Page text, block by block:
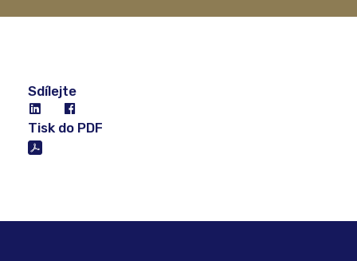
Sdílejte
Tisk do PDF